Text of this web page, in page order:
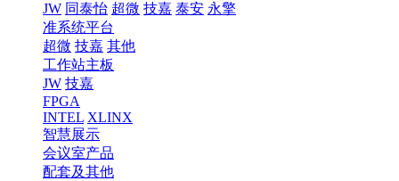
JW 同泰怡 超微 技嘉 泰安 永擎
准系统平台
超微 技嘉 其他
工作站主板
JW 技嘉
FPGA
INTEL XLINX
智慧展示
会议室产品
配套及其他